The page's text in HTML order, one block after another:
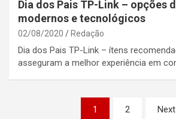
Dia dos Pais TP-Link – opções
modernos e tecnológicos
02/08/2020 Redação
Dia dos Pais TP-Link – ítens
asseguram a melhor experiência em
1 2 Next